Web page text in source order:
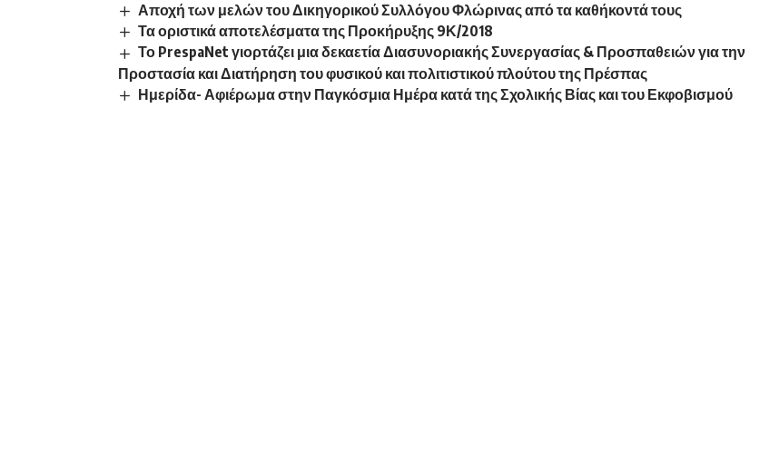
Αποχή των μελών του Δικηγορικού Συλλόγου Φλώρινας από τα καθήκοντά τους
Τα οριστικά αποτελέσματα της Προκήρυξης 9Κ/2018
Το PrespaNet γιορτάζει μια δεκαετία Διασυνοριακής Συνεργασίας & Προσπαθειών για την
Προστασία και Διατήρηση του φυσικού και πολιτιστικού πλούτου της Πρέσπας
Ημερίδα- Αφιέρωμα στην Παγκόσμια Ημέρα κατά της Σχολικής Βίας και του Εκφοβισμού